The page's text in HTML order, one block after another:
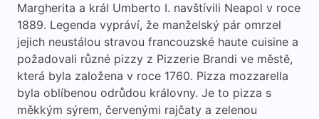
Margherita a král Umberto I. navštívili Neapol v roce
1889. Legenda vypráví, že manželský pár omrzel
jejich neustálou stravou francouzské haute cuisine a
požadovali různé pizzy z Pizzerie Brandi ve městě,
která byla založena v roce 1760. Pizza mozzarella
byla oblíbenou odrůdou královny. Je to pizza s
měkkým sýrem, červenými rajčaty a zelenou